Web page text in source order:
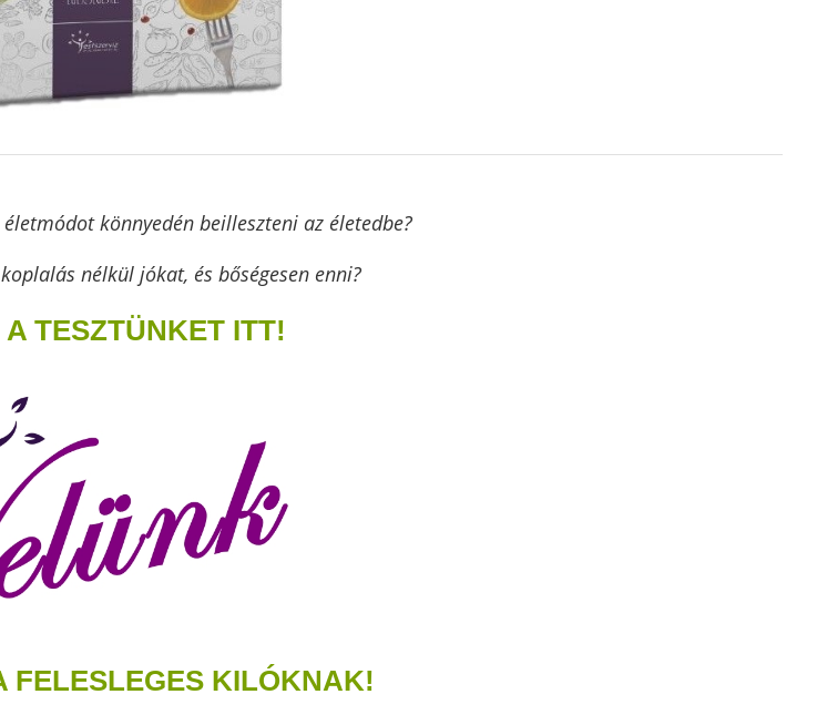
könnyedén beilleszteni az életedbe?
nélkül jókat, és bőségesen enni?
TESZTÜNKET ITT!
FELESLEGES KILÓKNAK!